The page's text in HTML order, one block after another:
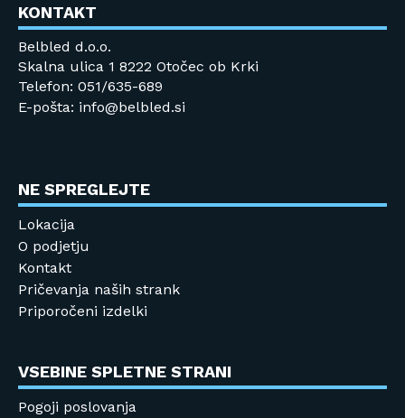
KONTAKT
Belbled d.o.o.
Skalna ulica 1 8222 Otočec ob Krki
Telefon: 051/635-689
E-pošta: info@belbled.si
NE SPREGLEJTE
Lokacija
O podjetju
Kontakt
Pričevanja naših strank
Priporočeni izdelki
VSEBINE SPLETNE STRANI
Pogoji poslovanja